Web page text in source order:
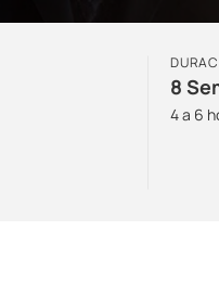
8
4 a 6